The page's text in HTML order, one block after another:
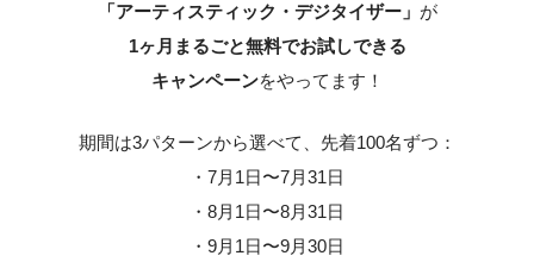
「アーティスティック・デジタイザー」 が
1ヶ月まるごと無料でお試しできる
キャンペーンをやってます！
期間は3パターンから選べて、先着100名ずつ：
・7月1日〜7月31日
・8月1日〜8月31日
・9月1日〜9月30日